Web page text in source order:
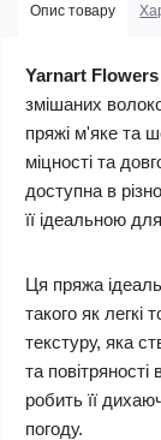
Опис товару
Yarnart
змішаних
пряжі м'яке та
міцності та
доступна в
її ідеальною
Ця пряжа
такого як
текстуру, яка
та
робить її
погоду.